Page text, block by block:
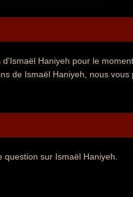
Haniyeh pour le
de Ismaël Haniyeh, nous
sur Ismaël Haniyeh.